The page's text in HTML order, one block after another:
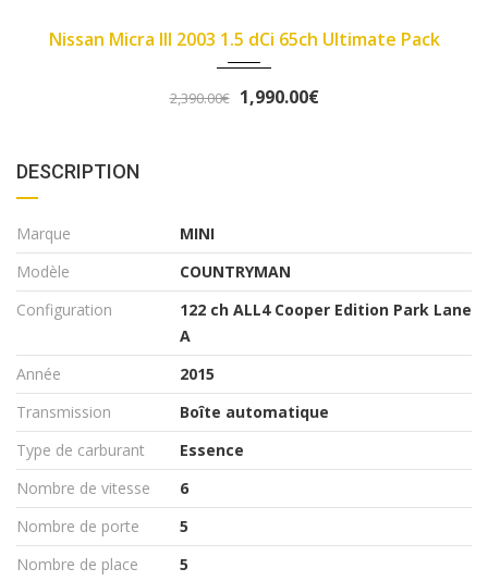
Fiat Panda II 2007 1.1 8v 54ch Dynamic
3,490.00€ 3,290.00€
DESCRIPTION
Marque
MINI
Modèle
COUNTRYMAN
Configuration
122 ch ALL4 Cooper Edition Park Lane
A
Année
2015
Transmission
Boîte automatique
Type de carburant
Essence
Nombre de vitesse
6
Nombre de porte
5
Nombre de place
5